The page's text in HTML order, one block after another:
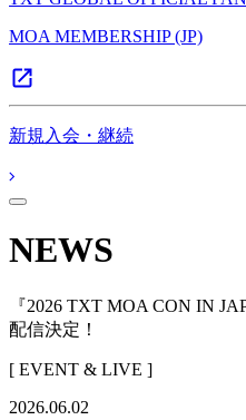
MOA MEMBERSHIP (JP)
新規入会・継続
NEWS
『2026 TXT MOA CON IN
配信決定！
[ EVENT & LIVE ]
2026.06.02